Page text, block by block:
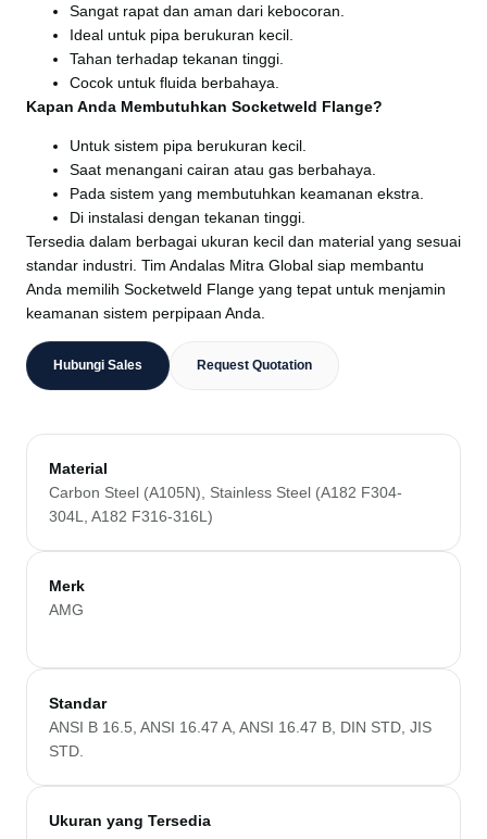
Sangat rapat dan aman dari kebocoran.
Ideal untuk pipa berukuran kecil.
Tahan terhadap tekanan tinggi.
Cocok untuk fluida berbahaya.
Kapan Anda Membutuhkan Socketweld Flange?
Untuk sistem pipa berukuran kecil.
Saat menangani cairan atau gas berbahaya.
Pada sistem yang membutuhkan keamanan ekstra.
Di instalasi dengan tekanan tinggi.
Tersedia dalam berbagai ukuran kecil dan material yang sesuai
standar industri. Tim Andalas Mitra Global siap membantu
Anda memilih Socketweld Flange yang tepat untuk menjamin
keamanan sistem perpipaan Anda.
Hubungi Sales Request Quotation
Material
Carbon Steel (A105N), Stainless Steel (A182 F304-
304L, A182 F316-316L)
Merk
AMG
Standar
ANSI B 16.5, ANSI 16.47 A, ANSI 16.47 B, DIN STD, JIS
STD.
Ukuran yang Tersedia